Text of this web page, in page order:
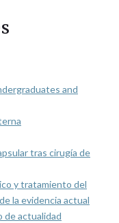
and
tras cirugía de
y tratamiento del
la evidencia actual
de actualidad